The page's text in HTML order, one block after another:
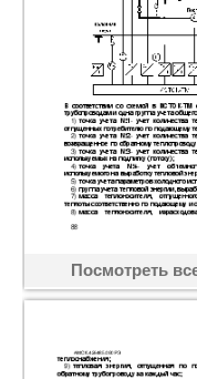
Посмотреть